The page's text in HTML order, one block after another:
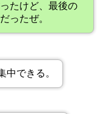
たけど、最後の
ったぜ。
中できる。